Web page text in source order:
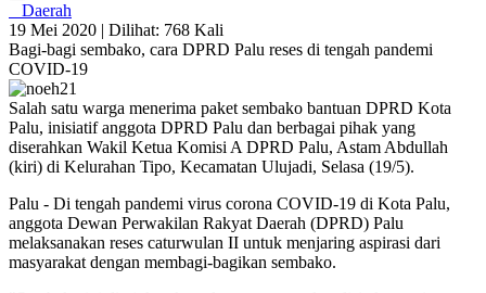
Daerah
19 Mei 2020 | Dilihat: 768 Kali
Bagi-bagi sembako, cara DPRD Palu reses di tengah pandemi
COVID-19
Salah satu warga menerima paket sembako bantuan DPRD Kota
Palu, inisiatif anggota DPRD Palu dan berbagai pihak yang
diserahkan Wakil Ketua Komisi A DPRD Palu, Astam Abdullah
(kiri) di Kelurahan Tipo, Kecamatan Ulujadi, Selasa (19/5).
Palu - Di tengah pandemi virus corona COVID-19 di Kota Palu,
anggota Dewan Perwakilan Rakyat Daerah (DPRD) Palu
melaksanakan reses caturwulan II untuk menjaring aspirasi dari
masyarakat dengan membagi-bagikan sembako.